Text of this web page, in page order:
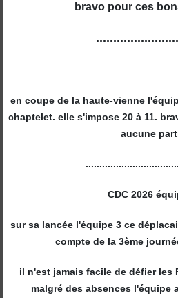
bravo pour ces
en coupe de la haute-vienne
chaptelet. elle s'impose 20 à 11.
aucune
CDC 2026
sur sa lancée l'équipe 3 ce
compte de la 3ème
il n'est jamais facile de défier les
malgré des absences l'équipe